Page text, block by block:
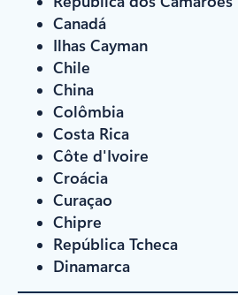
Canadá
Ilhas Cayman
Chile
China
Colômbia
Costa Rica
Côte d'Ivoire
Croácia
Curaçao
Chipre
República Tcheca
Dinamarca